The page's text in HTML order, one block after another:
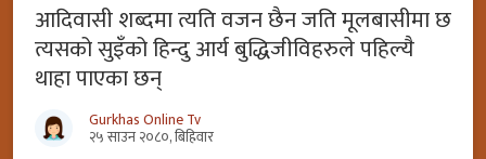
आदिवासी शब्दमा त्यति वजन छैन जति मूलबासीमा छ
त्यसको सुइँको हिन्दु आर्य बुद्धिजीविहरुले पहिल्यै
थाहा पाएका छन्
Gurkhas Online Tv
२५ साउन २०८०, बिहिवार